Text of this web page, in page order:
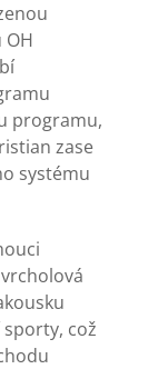
programu,
zase
systému
což